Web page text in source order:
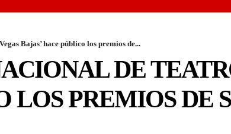
Bajas’ hace público los premios de...
DE
LOS PREMIOS DE